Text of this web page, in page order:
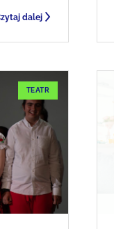
dalej
TEATR